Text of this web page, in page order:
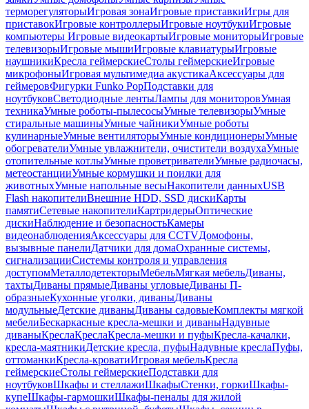
терморегуляторыИгровая зонаИгровые приставкиИгры для
приставокИгровые контроллерыИгровые ноутбукиИгровые
компьютеры Игровые видеокартыИгровые мониторыИгровые
телевизорыИгровые мышиИгровые клавиатурыИгровые
наушникиКресла геймерскиеСтолы геймерскиеИгровые
микрофоныИгровая мультимедиа акустикаАксессуары для
геймеровФигурки Funko PopПодставки для
ноутбуковСветодиодные лентыЛампы для мониторовУмная
техникаУмные роботы-пылесосыУмные телевизорыУмные
стиральные машиныУмные чайникиУмные роботы
кулинарныеУмные вентиляторыУмные кондиционерыУмные
обогревателиУмные увлажнители, очистители воздухаУмные
отопительные котлыУмные проветривателиУмные радиочасы,
метеостанцииУмные кормушки и поилки для
животныхУмные напольные весыНакопители данныхUSB
Flash накопителиВнешние HDD, SSD дискиКарты
памятиСетевые накопителиКартридерыОптические
дискиНаблюдение и безопасностьКамеры
видеонаблюденияАксессуары для CCTVДомофоны,
вызывные панелиДатчики для домаОхранные системы,
сигнализацииСистемы контроля и управления
доступомМеталлодетекторыМебельМягкая мебельДиваны,
тахтыДиваны прямыеДиваны угловыеДиваны П-
образныеКухонные уголки, диваныДиваны
модульныеДетские диваныДиваны садовыеКомплекты мягкой
мебелиБескаркасные кресла-мешки и диваныНадувные
диваныКреслаКреслаКресла-мешки и пуфыКресла-качалки,
кресла-маятникиДетские кресла, пуфыНадувные креслаПуфы,
оттоманкиКресла-кроватиИгровая мебельКресла
геймерскиеСтолы геймерскиеПодставки для
ноутбуковШкафы и стеллажиШкафыСтенки, горкиШкафы-
купеШкафы-гармошкиШкафы-пеналы для жилой